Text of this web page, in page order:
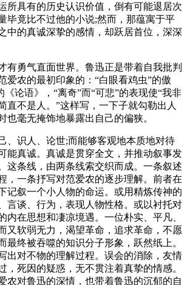
所具有的历史认识价值，倒有可能退居次
毕竟比不过他的小说;然而，那蕴寓于平
中的真诚深挚的感情，却跃居首位，深深
有勇气直面世界。鲁迅正是带着自我批判
爱农的最初印象的：“白眼看鸡虫”的傲
《论语》，“离奇”而“可悲”的表现使“我非
直不是人。”这样写，一下子就勾勒出人
也毫无掩饰地暴露出自己的偏狭。
、识人、论世;而能够客观地本质地对待
能真诚。真诚是贯穿全文，并推动叙事发
这条线，由两条线索交织而成。一条叙述
，一条抒写对范爱农的逐步理解。前者在
记叙一个小人物的命运。或用精炼传神的
言谈、行为，表现人物性格。或以衬托对
内在思想和凄凉境遇。一位朴实、平凡、
又软弱无力，渴望革命，追求革命，不愿
最终被吞噬的知识分子形象，跃然纸上。
出对不物的理解过程。误会的消除，友情
，死因的疑惑，无不贯注着真挚的情感。
农对鲁迅的深情，也带着鲁迅的沉郁的自